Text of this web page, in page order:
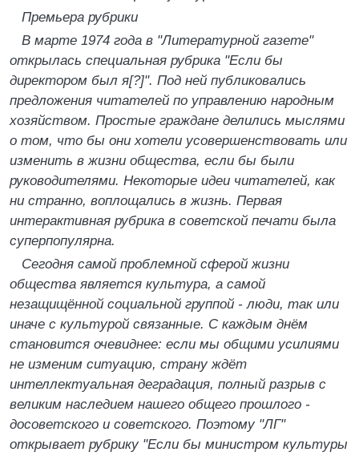
Премьера рубрики
В марте 1974 года в "Литературной газете"
открылась специальная рубрика "Если бы
директором был я[?]". Под ней публиковались
предложения читателей по управлению народным
хозяйством. Простые граждане делились мыслями
о том, что бы они хотели усовершенствовать или
изменить в жизни общества, если бы были
руководителями. Некоторые идеи читателей, как
ни странно, воплощались в жизнь. Первая
интерактивная рубрика в советской печати была
суперпопулярна.
Сегодня самой проблемной сферой жизни
общества является культура, а самой
незащищённой социальной группой - люди, так или
иначе с культурой связанные. С каждым днём
становится очевиднее: если мы общими усилиями
не изменим ситуацию, страну ждёт
интеллектуальная деградация, полный разрыв с
великим наследием нашего общего прошлого -
досоветского и советского. Поэтому "ЛГ"
открывает рубрику "Если бы министром культуры